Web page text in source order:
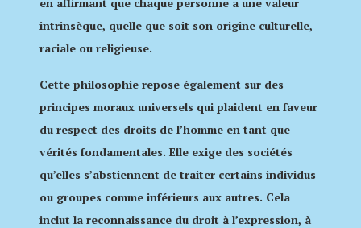
intrinsèque, quelle que soit son origine culturelle,
raciale ou religieuse.
Cette philosophie repose également sur des
principes moraux universels qui plaident en faveur
du respect des droits de l’homme en tant que
vérités fondamentales. Elle exige des sociétés
qu’elles s’abstiennent de traiter certains individus
ou groupes comme inférieurs aux autres. Cela
inclut la reconnaissance du droit à l’expression, à